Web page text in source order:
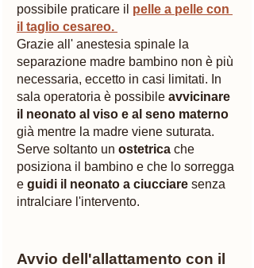
possibile praticare il pelle a pelle con
il taglio cesareo.
Grazie all' anestesia spinale la
separazione madre bambino non è più
necessaria, eccetto in casi limitati. In
sala operatoria è possibile avvicinare
il neonato al viso e al seno materno
già mentre la madre viene suturata.
Serve soltanto un ostetrica che
posiziona il bambino e che lo sorregga
e guidi il neonato a ciucciare senza
intralciare l'intervento.
Avvio dell'allattamento con il